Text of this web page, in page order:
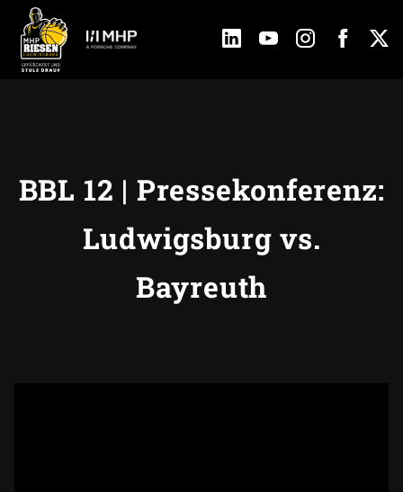
BBL 12 | Pressekonferenz:
Ludwigsburg vs.
Bayreuth